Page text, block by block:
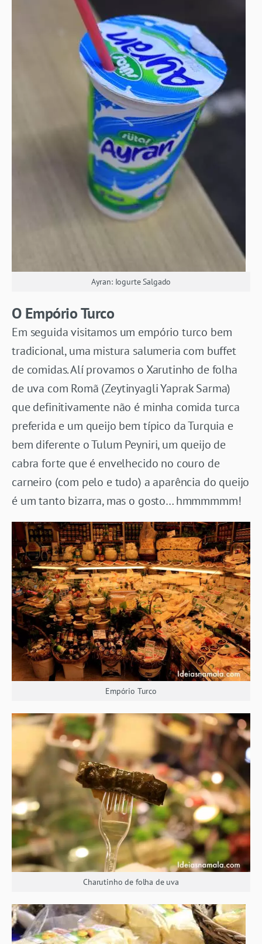
Ayran: Iogurte Salgado
O Empório Turco
Em seguida visitamos um empório turco bem
tradicional, uma mistura salumeria com buffet
de comidas. Alí provamos o Xarutinho de folha
de uva com Romã (Zeytinyagli Yaprak Sarma)
que definitivamente não é minha comida turca
preferida e um queijo bem típico da Turquia e
bem diferente o Tulum Peyniri, um queijo de
cabra forte que é envelhecido no couro de
carneiro (com pelo e tudo) a aparência do queijo
é um tanto bizarra, mas o gosto… hmmmmmm!
Empório Turco
Charutinho de folha de uva